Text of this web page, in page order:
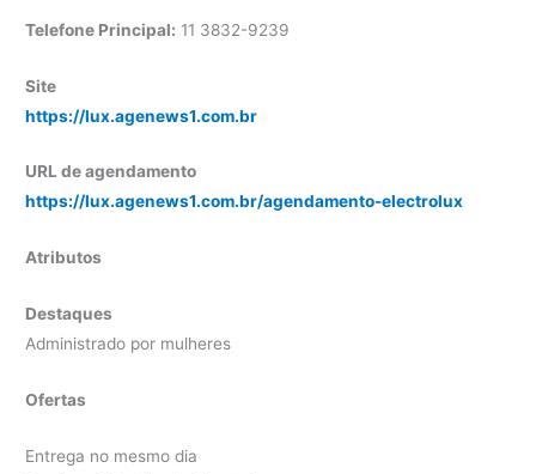
Telefone Principal: 11 3832-9239
Site
https://lux.agenews1.com.br
URL de agendamento
https://lux.agenews1.com.br/agendamento-electrolux
Atributos
Destaques
Administrado por mulheres
Ofertas
Entrega no mesmo dia